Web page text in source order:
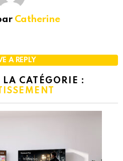
Catherine
A REPLY
CATÉGORIE :